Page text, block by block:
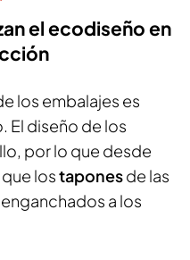
el ecodiseño en
los embalajes es
El diseño de los
por lo que desde
lostaponesde las
a los